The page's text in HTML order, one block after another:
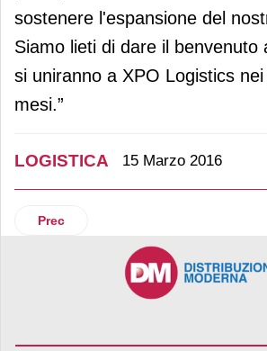
sostenere l'espansione del
Siamo lieti di dare il benvenuto
si uniranno a XPO Logistics
mesi.”
LOGISTICA 15 Marzo 2016
Articolo precedente: P3 Logistic
Prec